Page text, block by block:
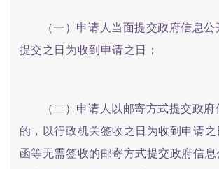
（一）申请人当面提交政府信息
提交之日为收到申请之日；
（二）申请人以邮寄方式提交政
的，以行政机关签收之日为收到申请
函等无需签收的邮寄方式提交政府信息